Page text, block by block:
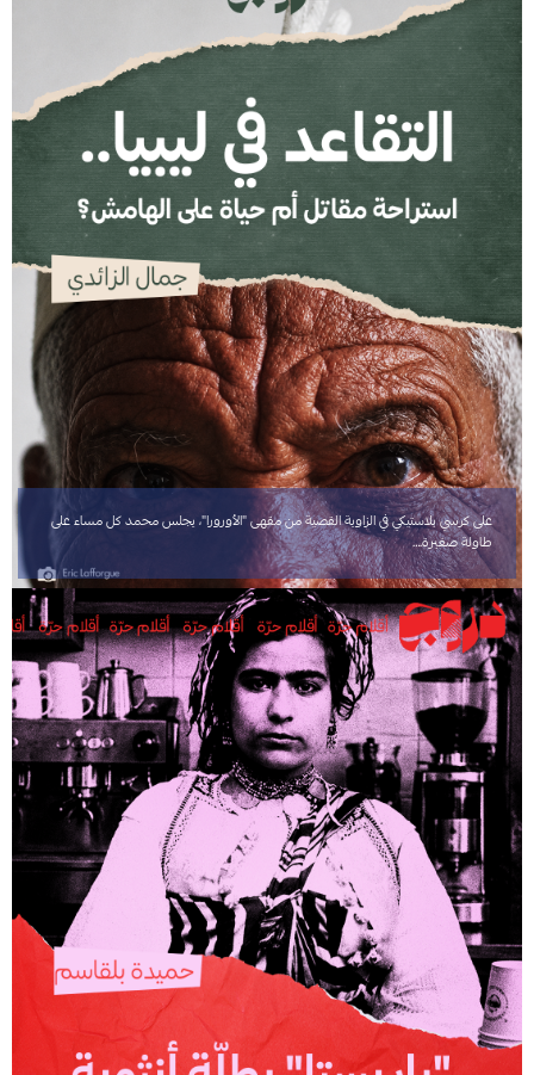
على كرسي بلاستيكي في الزاوية القصية من مقهى "الأورورا"، يجلس محمد كل مساء على
طاولة صغيرة.…